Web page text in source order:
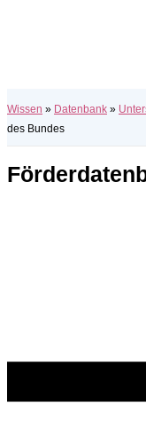
Wissen » Datenbank »
des Bundes